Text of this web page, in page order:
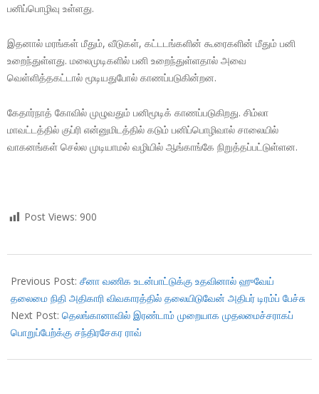
பனிப்பொழிவு உள்ளது.
இதனால் மரங்கள் மீதும், வீடுகள், கட்டடங்களின் கூரைகளின் மீதும் பனி
உறைந்துள்ளது. மலைமுடிகளில் பனி உறைந்துள்ளதால் அவை
வெள்ளித்தகட்டால் மூடியதுபோல் காணப்படுகின்றன.
கேதார்நாத் கோவில் முழுவதும் பனிமூடிக் காணப்படுகிறது. சிம்லா
மாவட்டத்தில் குப்ரி என்னுமிடத்தில் கடும் பனிப்பொழிவால் சாலையில்
வாகனங்கள் செல்ல முடியாமல் வழியில் ஆங்காங்கே நிறுத்தப்பட்டுள்ளன.
Post Views: 900
12-
12
Previous Post: சீனா வணிக உடன்பாட்டுக்கு உதவினால் ஹுவேய்
தலைமை நிதி அதிகாரி விவகாரத்தில் தலையிடுவேன் அதிபர் டிரம்ப் பேச்சு
Next Post: தெலங்கானாவில் இரண்டாம் முறையாக முதலமைச்சராகப்
பொறுப்பேற்க்கு சந்திரசேகர ராவ்